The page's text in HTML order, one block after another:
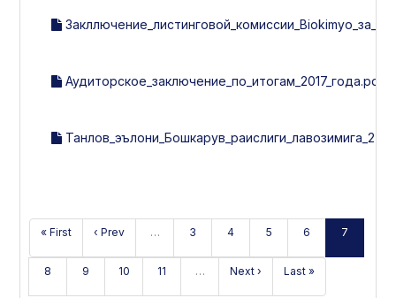
Аудиторское_заключение_по_итогам_2017_года.pdf
« First ‹ Prev … 3 4 5 6 7
8 9 10 11 … Next › Last »